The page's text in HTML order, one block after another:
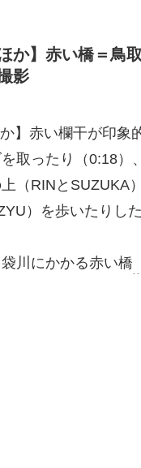
か】赤い橋＝鳥
影
か】赤い欄干が印象
取ったり（0:18）
（RINとSUZUKA
）を歩いたりし
川にかかる赤い橋